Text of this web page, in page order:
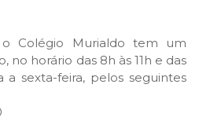
Colégio Murialdo tem um
horário das 8h às 11h e das
a sexta-feira, pelos seguintes